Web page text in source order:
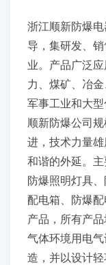
浙江顺新防爆
导，集研发、
业。产品广泛
力、煤矿、冶
军事工业和大型
顺新防爆公司
进，技术力量
和谐的外延。主
防爆照明灯具
配电箱、防爆
产品，所有产
气体环境用电
造，并以设计